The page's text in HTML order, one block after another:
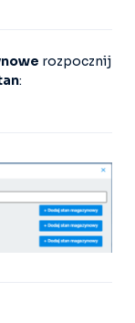
rozpocznij
: